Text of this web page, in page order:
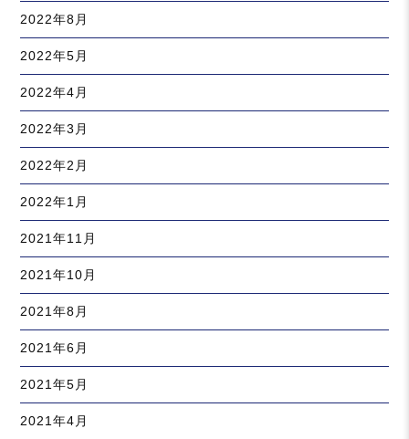
2022年8月
2022年5月
2022年4月
2022年3月
2022年2月
2022年1月
2021年11月
2021年10月
2021年8月
2021年6月
2021年5月
2021年4月